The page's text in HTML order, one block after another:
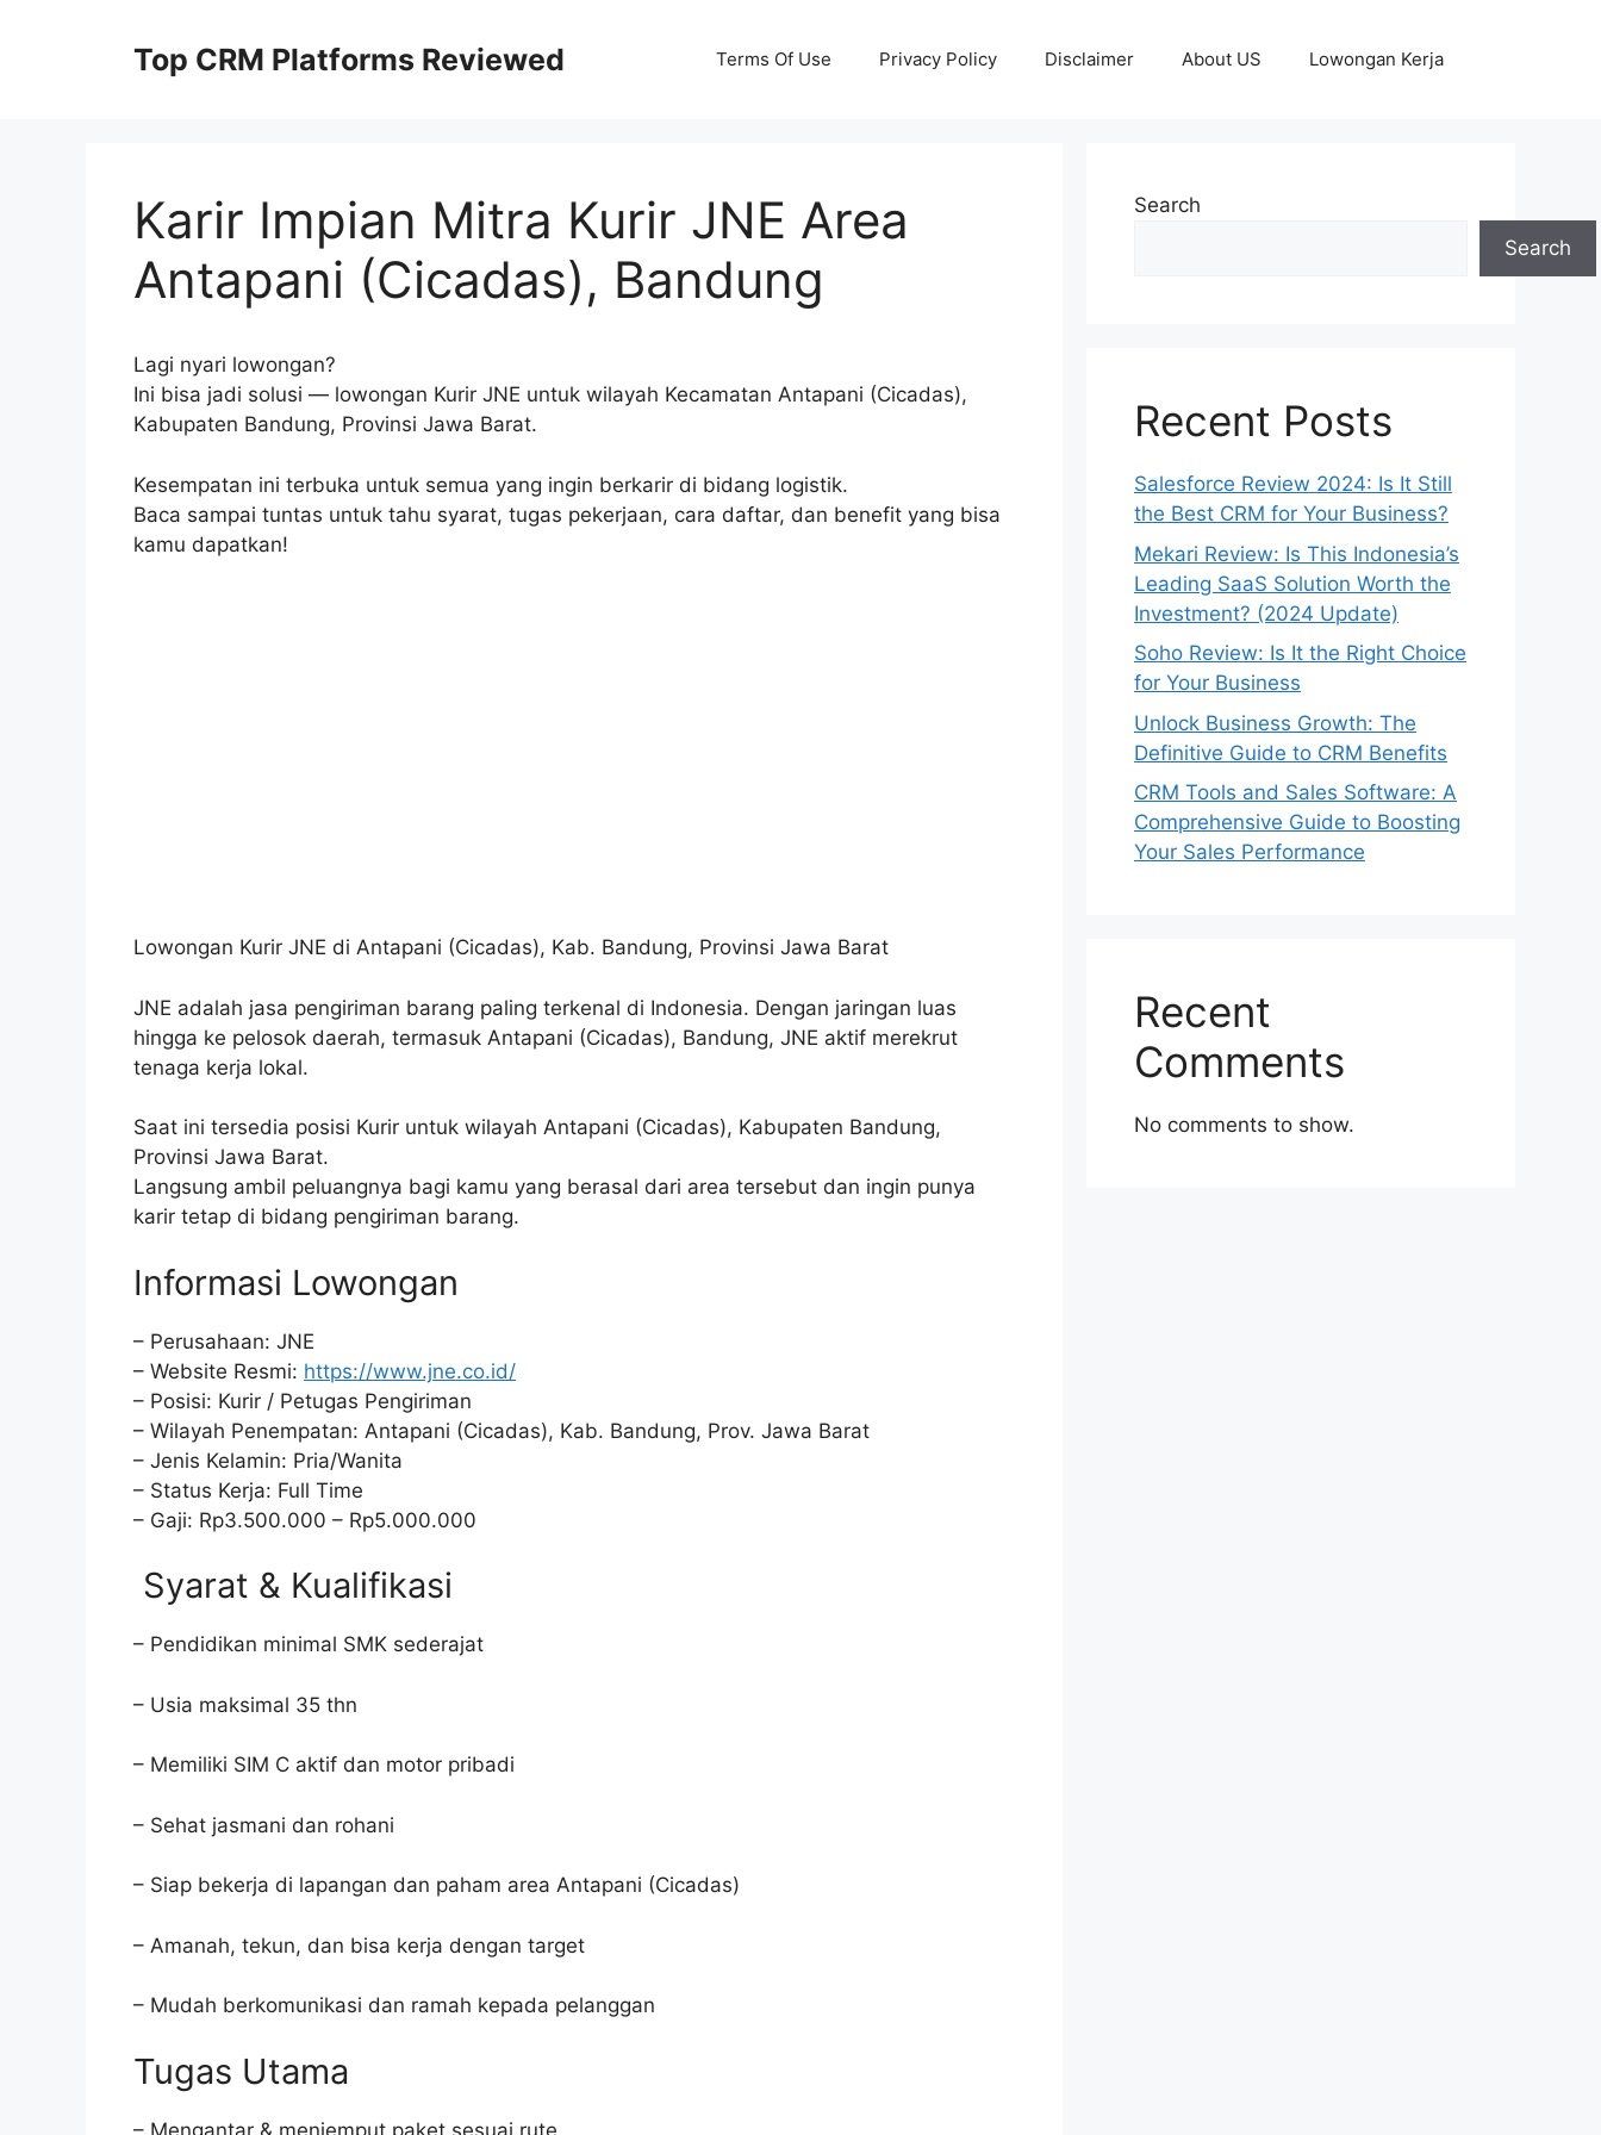
Top CRM Platforms Reviewed Terms Of Use Privacy Policy Disclaimer About US Lowongan Kerja
Karir Impian Mitra Kurir JNE Area
Antapani (Cicadas), Bandung
Lagi nyari lowongan?
Ini bisa jadi solusi — lowongan Kurir JNE untuk wilayah Kecamatan Antapani (Cicadas),
Kabupaten Bandung, Provinsi Jawa Barat.
Kesempatan ini terbuka untuk semua yang ingin berkarir di bidang logistik.
Baca sampai tuntas untuk tahu syarat, tugas pekerjaan, cara daftar, dan benefit yang bisa
kamu dapatkan!
Lowongan Kurir JNE di Antapani (Cicadas), Kab. Bandung, Provinsi Jawa Barat
JNE adalah jasa pengiriman barang paling terkenal di Indonesia. Dengan jaringan luas
hingga ke pelosok daerah, termasuk Antapani (Cicadas), Bandung, JNE aktif merekrut
tenaga kerja lokal.
Saat ini tersedia posisi Kurir untuk wilayah Antapani (Cicadas), Kabupaten Bandung,
Provinsi Jawa Barat.
Langsung ambil peluangnya bagi kamu yang berasal dari area tersebut dan ingin punya
karir tetap di bidang pengiriman barang.
Informasi Lowongan
– Perusahaan: JNE
– Website Resmi: https://www.jne.co.id/
– Posisi: Kurir / Petugas Pengiriman
– Wilayah Penempatan: Antapani (Cicadas), Kab. Bandung, Prov. Jawa Barat
– Jenis Kelamin: Pria/Wanita
– Status Kerja: Full Time
– Gaji: Rp3.500.000 – Rp5.000.000
Syarat & Kualifikasi
– Pendidikan minimal SMK sederajat
– Usia maksimal 35 thn
– Memiliki SIM C aktif dan motor pribadi
– Sehat jasmani dan rohani
– Siap bekerja di lapangan dan paham area Antapani (Cicadas)
– Amanah, tekun, dan bisa kerja dengan target
– Mudah berkomunikasi dan ramah kepada pelanggan
Tugas Utama
– Mengantar & menjemput paket sesuai rute
Search
Search
Recent Posts
Salesforce Review 2024: Is It Still
the Best CRM for Your Business?
Mekari Review: Is This Indonesia’s
Leading SaaS Solution Worth the
Investment? (2024 Update)
Soho Review: Is It the Right Choice
for Your Business
Unlock Business Growth: The
Definitive Guide to CRM Benefits
CRM Tools and Sales Software: A
Comprehensive Guide to Boosting
Your Sales Performance
Recent
Comments
No comments to show.